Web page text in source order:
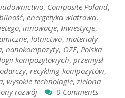
, Composite Poland,
, energetyka wiatrowa,
, innowacje, Inwestycje,
, lotnictwo, materiały
, nanokompozyty, OZE, Polska
kompozytowych, przemysł
, recykling kompozytów,
, wysokie technologie, zielona
rozwój 0 Comments